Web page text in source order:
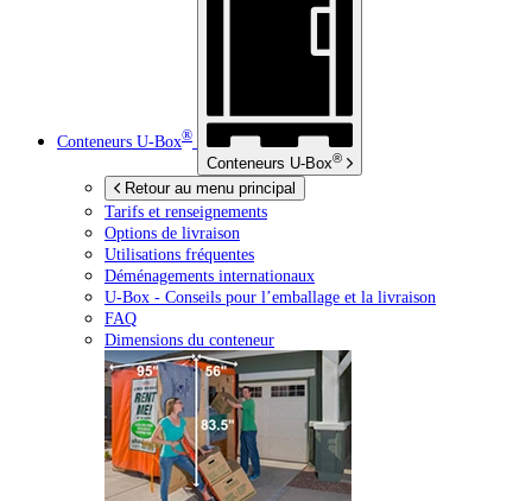
Conteneurs U-Box®
Conteneurs U-Box®
Retour au menu principal
Tarifs et renseignements
Options de livraison
Utilisations fréquentes
Déménagements internationaux
U-Box - Conseils pour l’emballage et la livraison
FAQ
Dimensions du conteneur